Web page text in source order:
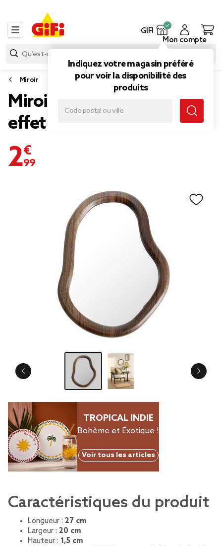
GIFI
Indiquez votre magasin préféré
pour voir la disponibilité des
produits
Mon compte
Miroir
Miroir organique en bois
effet noyer 20x27cm
2,99 €
TROPICAL INDIE
Bohème et Exotique !
Voir tous les articles
Caractéristiques du produit
Longueur : 27 cm
Largeur : 20 cm
Hauteur : 1,5 cm